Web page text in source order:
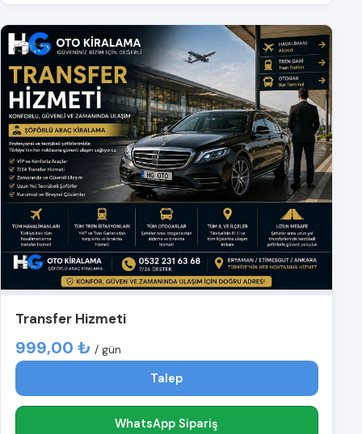
Transfer Hizmeti
999,00 ₺ / gün
Talep
WhatsApp Sipariş